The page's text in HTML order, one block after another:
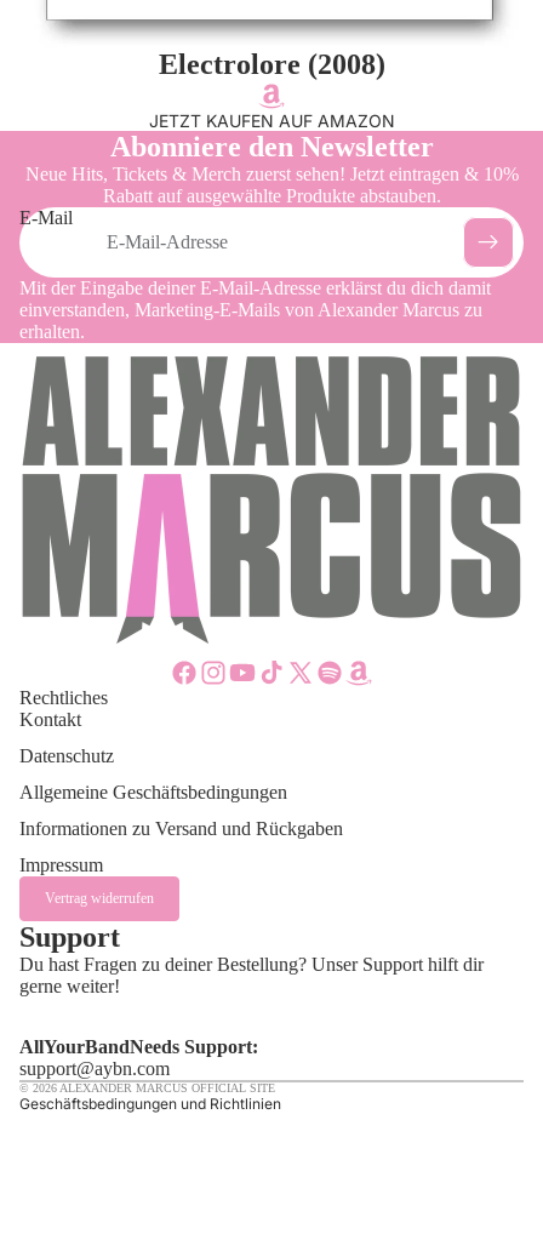
Electrolore (2008)
JETZT KAUFEN AUF AMAZON
Abonniere den Newsletter
Neue Hits, Tickets & Merch zuerst sehen! Jetzt eintragen & 10%
Rabatt auf ausgewählte Produkte abstauben.
E-Mail
Mit der Eingabe deiner E‑Mail-Adresse erklärst du dich damit
einverstanden, Marketing-E-Mails von Alexander Marcus zu
erhalten.
Rechtliches
Kontakt
Datenschutz
Allgemeine Geschäftsbedingungen
Informationen zu Versand und Rückgaben
Impressum
Vertrag widerrufen
Support
Du hast Fragen zu deiner Bestellung? Unser Support hilft dir
gerne weiter!
AllYourBandNeeds Support:
support@aybn.com
© 2026 ALEXANDER MARCUS OFFICIAL SITE
Geschäftsbedingungen und Richtlinien